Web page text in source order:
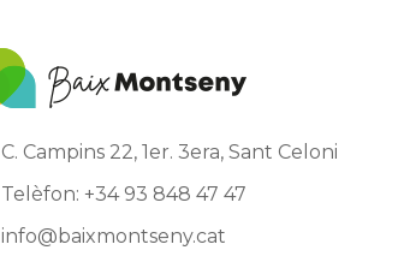
C. Campins 22, 1er. 3era, Sant Celoni
Telèfon: +34 93 848 47 47
info@baixmontseny.cat